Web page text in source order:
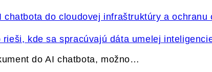
kde sa spracúvajú dáta umelej
do AI chatbota, možno…